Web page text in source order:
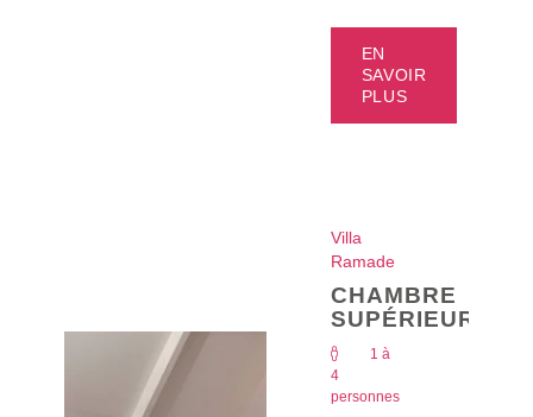
EN
SAVOIR
PLUS
CHAMBRE
SUPÉRIEURE
Villa
Ramade
1 à
4
personnes
Les informations recueillies sur ce formulaire, vous concernant font l'objet d'un traitement
est de 3ans. Vous bénéficiez d'un droit d'accès, de rectification, de portabilité, d'effacement
de celles-ci ou une limitation du traitement. Vous pouvez vous opposer au traitement des